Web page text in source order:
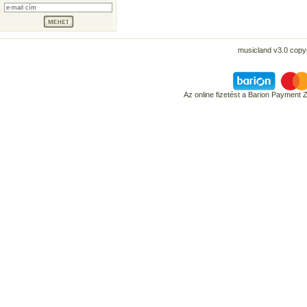
musicland v3.0
Az online fizetést a Barion Payment